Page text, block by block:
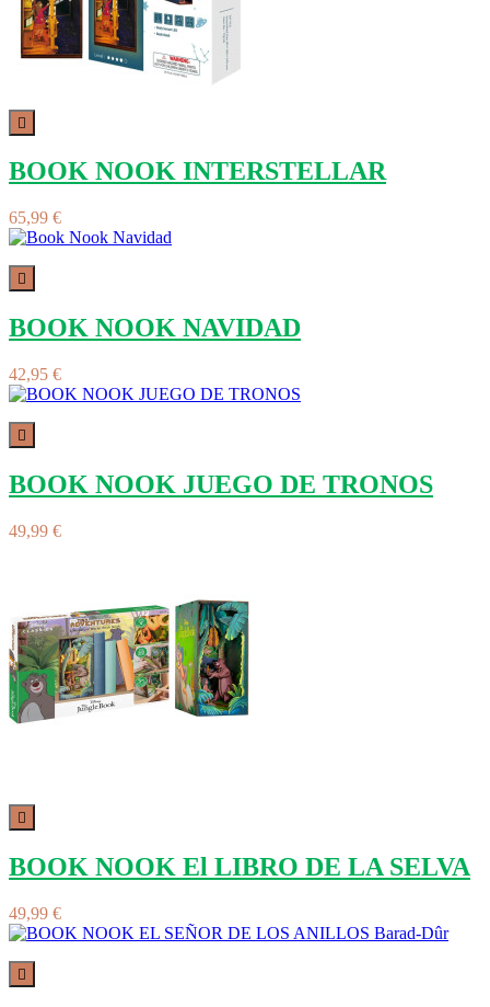

BOOK NOOK INTERSTELLAR
65,99 €

BOOK NOOK NAVIDAD
42,95 €

BOOK NOOK JUEGO DE TRONOS
49,99 €

BOOK NOOK El LIBRO DE LA SELVA
49,99 €
